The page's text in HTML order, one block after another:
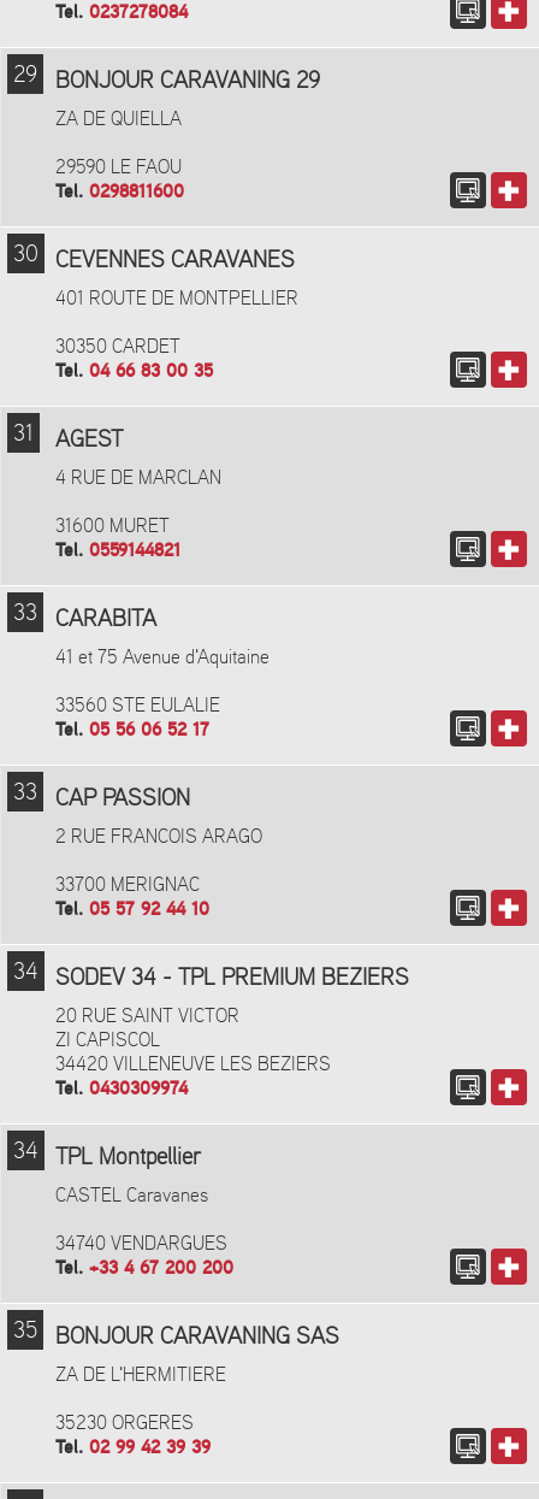
Tel. 0237278084
29 BONJOUR CARAVANING 29
ZA DE QUIELLA
29590 LE FAOU
Tel. 0298811600
30 CEVENNES CARAVANES
401 ROUTE DE MONTPELLIER
30350 CARDET
Tel. 04 66 83 00 35
31 AGEST
4 RUE DE MARCLAN
31600 MURET
Tel. 0559144821
33 CARABITA
41 et 75 Avenue d'Aquitaine
33560 STE EULALIE
Tel. 05 56 06 52 17
33 CAP PASSION
2 RUE FRANCOIS ARAGO
33700 MERIGNAC
Tel. 05 57 92 44 10
34 SODEV 34 - TPL PREMIUM BEZIERS
20 RUE SAINT VICTOR
ZI CAPISCOL
34420 VILLENEUVE LES BEZIERS
Tel. 0430309974
34 TPL Montpellier
CASTEL Caravanes
34740 VENDARGUES
Tel. +33 4 67 200 200
35 BONJOUR CARAVANING SAS
ZA DE L'HERMITIERE
35230 ORGERES
Tel. 02 99 42 39 39